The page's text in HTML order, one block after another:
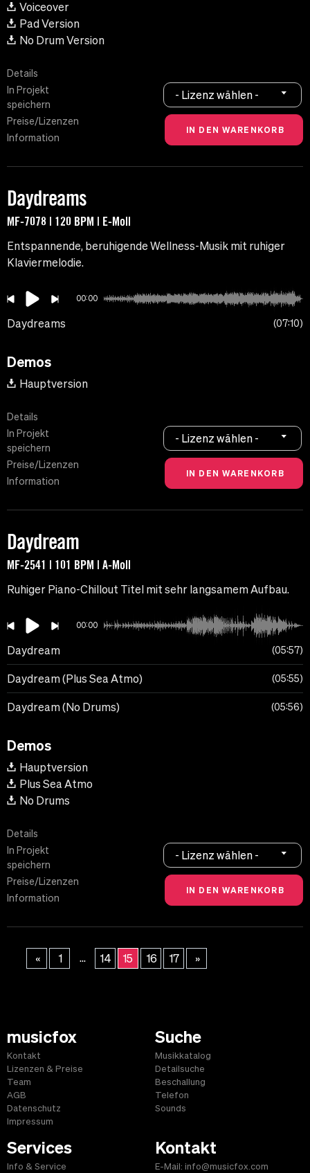
Voiceover
Pad Version
No Drum Version
Details
In Projekt
speichern
Preise/Lizenzen
Information
- Lizenz wählen -
Daydreams
MF-7078 | 120 BPM | E-Moll
Entspannende, beruhigende Wellness-Musik mit ruhiger
Klaviermelodie.
00:00
Daydreams 07:10
Demos
Hauptversion
Details
In Projekt
speichern
Preise/Lizenzen
Information
- Lizenz wählen -
Daydream
MF-2541 | 101 BPM | A-Moll
Ruhiger Piano-Chillout Titel mit sehr langsamem Aufbau.
00:00
Daydream 05:57
Daydream (Plus Sea Atmo) 05:55
Daydream (No Drums) 05:56
Demos
Hauptversion
Plus Sea Atmo
No Drums
Details
In Projekt
speichern
Preise/Lizenzen
Information
- Lizenz wählen -
« 1 ... 14 15 16 17 »
musicfox
Kontakt
Lizenzen & Preise
Team
AGB
Datenschutz
Impressum
Suche
Musikkatalog
Detailsuche
Beschallung
Telefon
Sounds
Services
Info & Service
Kontakt
E-Mail: info@musicfox.com